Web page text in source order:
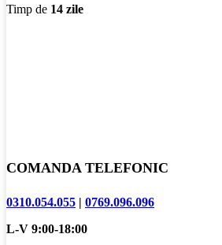
Timp de 14 zile
COMANDA TELEFONIC
0310.054.055 | 0769.096.096
L-V 9:00-18:00